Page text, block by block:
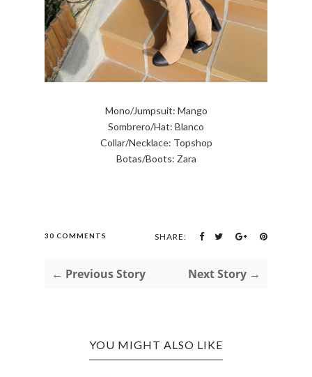
Mono/Jumpsuit: Mango
Sombrero/Hat: Blanco
Collar/Necklace: Topshop
Botas/Boots: Zara
30 COMMENTS SHARE:
← Previous Story Next Story →
YOU MIGHT ALSO LIKE